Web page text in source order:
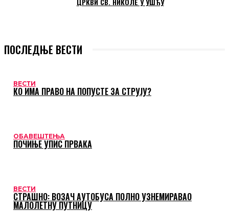
ПОСЛЕДЊЕ ВЕСТИ
ВЕСТИ
КО ИМА ПРАВО НА ПОПУСТЕ ЗА СТРУЈУ?
ОБАВЕШТЕЊА
ПОЧИЊЕ УПИС ПРВАКА
ВЕСТИ
СТРАШНО: ВОЗАЧ АУТОБУСА ПОЛНО УЗНЕМИРАВАО
МАЛОЛЕТНУ ПУТНИЦУ